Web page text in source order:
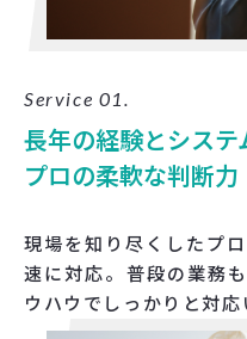
Service 01.
長年の経験とシステ
プロの柔軟な判断力
現場を知り尽くしたプ
速に対応。普段の業務
ウハウでしっかりと対応